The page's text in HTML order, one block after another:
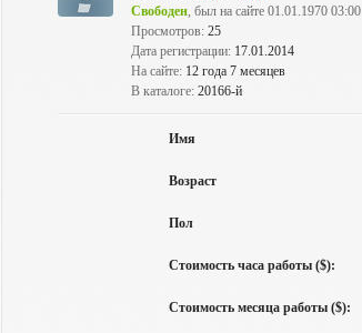
Свободен, был на сайте 01.01.1970 03:00
Просмотров: 25
Дата регистрации: 17.01.2014
На сайте: 12 года 7 месяцев
В каталоге: 20166-й
Имя
Возраст
Пол
Стоимость часа работы ($):
Стоимость месяца работы ($):